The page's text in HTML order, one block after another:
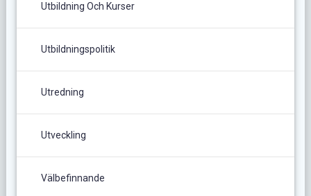
Utbildning Och Kurser
Utbildningspolitik
Utredning
Utveckling
Välbefinnande